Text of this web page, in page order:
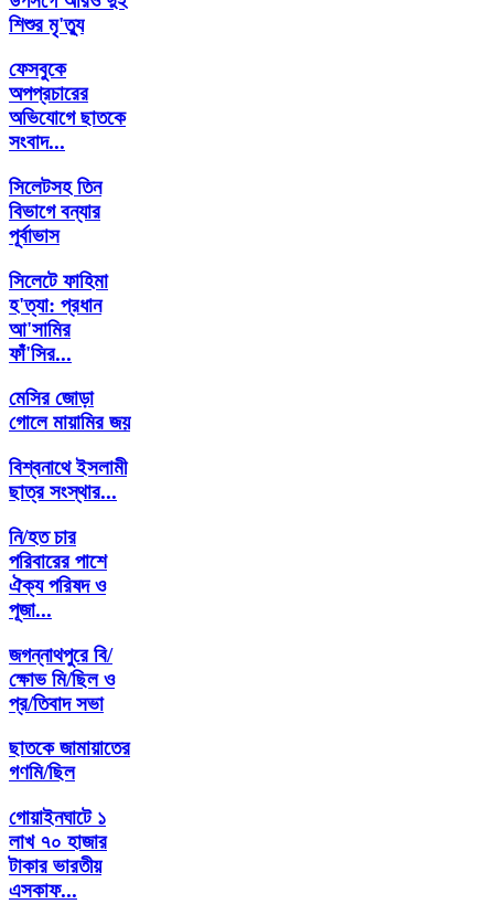
শিশুর মৃ'ত্যু
ফেসবুকে
অপপ্রচারের
অভিযোগে ছাতকে
সংবাদ...
সিলেটসহ তিন
বিভাগে বন্যার
পূর্বাভাস
সিলেটে ফাহিমা
হ'ত্যা: প্রধান
আ'সামির
ফাঁ'সির...
মেসির জোড়া
গোলে মায়ামির জয়
বিশ্বনাথে ইসলামী
ছাত্র সংস্থার...
নি/হত চার
পরিবারের পাশে
ঐক্য পরিষদ ও
পূজা...
জগন্নাথপুরে বি/
ক্ষোভ মি/ছিল ও
প্র/তিবাদ সভা
ছাতকে জামায়াতের
গণমি/ছিল
গোয়াইনঘাটে ১
লাখ ৭০ হাজার
টাকার ভারতীয়
এসকাফ...